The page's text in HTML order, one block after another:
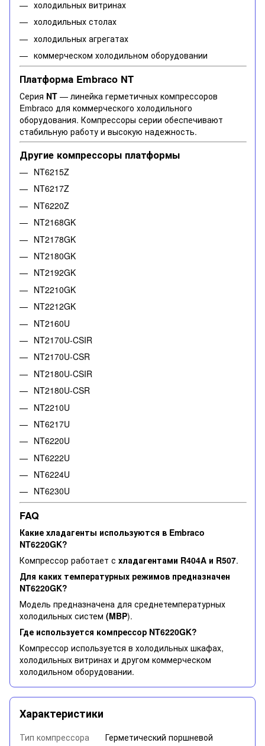
холодильных витринах
холодильных столах
холодильных агрегатах
коммерческом холодильном оборудовании
Платформа Embraco NT
Серия NT — линейка герметичных компрессоров
Embraco для коммерческого холодильного
оборудования. Компрессоры серии обеспечивают
стабильную работу и высокую надежность.
Другие компрессоры платформы
NT6215Z
NT6217Z
NT6220Z
NT2168GK
NT2178GK
NT2180GK
NT2192GK
NT2210GK
NT2212GK
NT2160U
NT2170U-CSIR
NT2170U-CSR
NT2180U-CSIR
NT2180U-CSR
NT2210U
NT6217U
NT6220U
NT6222U
NT6224U
NT6230U
FAQ
Какие хладагенты используются в Embraco
NT6220GK?
Компрессор работает с хладагентами R404A и R507.
Для каких температурных режимов предназначен
NT6220GK?
Модель предназначена для среднетемпературных
холодильных систем (MBP).
Где используется компрессор NT6220GK?
Компрессор используется в холодильных шкафах,
холодильных витринах и другом коммерческом
холодильном оборудовании.
Характеристики
Тип компрессора
Герметический поршневой